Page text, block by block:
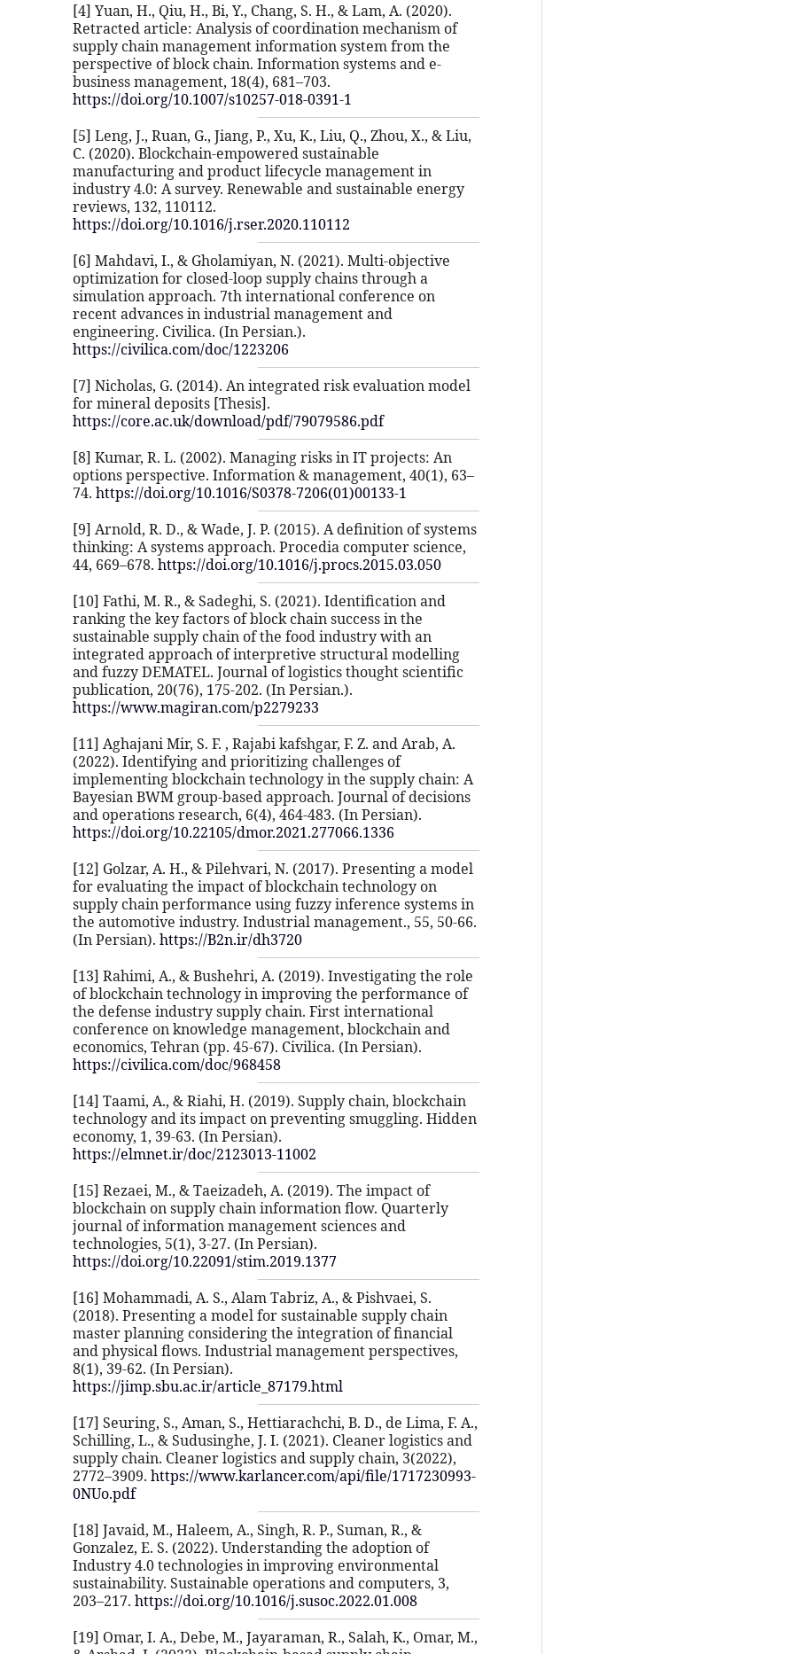
[4] Yuan, H., Qiu, H., Bi, Y., Chang, S. H., & Lam, A. (2020).
Retracted article: Analysis of coordination mechanism of
supply chain management information system from the
perspective of block chain. Information systems and e-
business management, 18(4), 681–703.
https://doi.org/10.1007/s10257-018-0391-1
[5] Leng, J., Ruan, G., Jiang, P., Xu, K., Liu, Q., Zhou, X., & Liu,
C. (2020). Blockchain-empowered sustainable
manufacturing and product lifecycle management in
industry 4.0: A survey. Renewable and sustainable energy
reviews, 132, 110112.
https://doi.org/10.1016/j.rser.2020.110112
[6] Mahdavi, I., & Gholamiyan, N. (2021). Multi-objective
optimization for closed-loop supply chains through a
simulation approach. 7th international conference on
recent advances in industrial management and
engineering. Civilica. (In Persian.).
https://civilica.com/doc/1223206
[7] Nicholas, G. (2014). An integrated risk evaluation model
for mineral deposits [Thesis].
https://core.ac.uk/download/pdf/79079586.pdf
[8] Kumar, R. L. (2002). Managing risks in IT projects: An
options perspective. Information & management, 40(1), 63–
74.https://doi.org/10.1016/S0378-7206(01)00133-1
[9] Arnold, R. D., & Wade, J. P. (2015). A definition of systems
thinking: A systems approach. Procedia computer science,
44, 669–678.https://doi.org/10.1016/j.procs.2015.03.050
[10] Fathi, M. R., & Sadeghi, S. (2021). Identification and
ranking the key factors of block chain success in the
sustainable supply chain of the food industry with an
integrated approach of interpretive structural modelling
and fuzzy DEMATEL. Journal of logistics thought scientific
publication, 20(76), 175-202. (In Persian.).
https://www.magiran.com/p2279233
[11] Aghajani Mir, S. F. , Rajabi kafshgar, F. Z. and Arab, A.
(2022). Identifying and prioritizing challenges of
implementing blockchain technology in the supply chain: A
Bayesian BWM group-based approach. Journal of decisions
and operations research, 6(4), 464-483. (In Persian).
https://doi.org/10.22105/dmor.2021.277066.1336
[12] Golzar, A. H., & Pilehvari, N. (2017). Presenting a model
for evaluating the impact of blockchain technology on
supply chain performance using fuzzy inference systems in
the automotive industry. Industrial management., 55, 50-66.
(In Persian).https://B2n.ir/dh3720
[13] Rahimi, A., & Bushehri, A. (2019). Investigating the role
of blockchain technology in improving the performance of
the defense industry supply chain. First international
conference on knowledge management, blockchain and
economics, Tehran (pp. 45-67). Civilica. (In Persian).
https://civilica.com/doc/968458
[14] Taami, A., & Riahi, H. (2019). Supply chain, blockchain
technology and its impact on preventing smuggling. Hidden
economy, 1, 39-63. (In Persian).
https://elmnet.ir/doc/2123013-11002
[15] Rezaei, M., & Taeizadeh, A. (2019). The impact of
blockchain on supply chain information flow. Quarterly
journal of information management sciences and
technologies, 5(1), 3-27. (In Persian).
https://doi.org/10.22091/stim.2019.1377
[16] Mohammadi, A. S., Alam Tabriz, A., & Pishvaei, S.
(2018). Presenting a model for sustainable supply chain
master planning considering the integration of financial
and physical flows. Industrial management perspectives,
8(1), 39-62. (In Persian).
https://jimp.sbu.ac.ir/article_87179.html
[17] Seuring, S., Aman, S., Hettiarachchi, B. D., de Lima, F. A.,
Schilling, L., & Sudusinghe, J. I. (2021). Cleaner logistics and
supply chain. Cleaner logistics and supply chain, 3(2022),
2772–3909.https://www.karlancer.com/api/file/1717230993-
0NUo.pdf
[18] Javaid, M., Haleem, A., Singh, R. P., Suman, R., &
Gonzalez, E. S. (2022). Understanding the adoption of
Industry 4.0 technologies in improving environmental
sustainability. Sustainable operations and computers, 3,
203–217.https://doi.org/10.1016/j.susoc.2022.01.008
[19] Omar, I. A., Debe, M., Jayaraman, R., Salah, K., Omar, M.,